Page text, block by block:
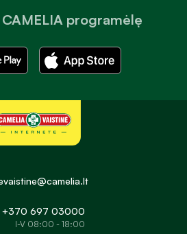
programėlę
+370 697 03000
I-V 08:00 - 18:00